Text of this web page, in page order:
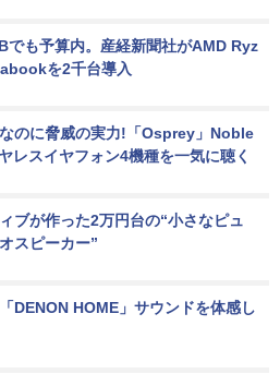
でも予算内。産経新聞社がAMD Ryz
を2千台導入
のに脅威の実力!「Osprey」Noble
レスイヤフォン4機種を一気に聴く
ブが作った2万円台の“小さなピュ
スピーカー”
DENON HOME」サウンドを体感し